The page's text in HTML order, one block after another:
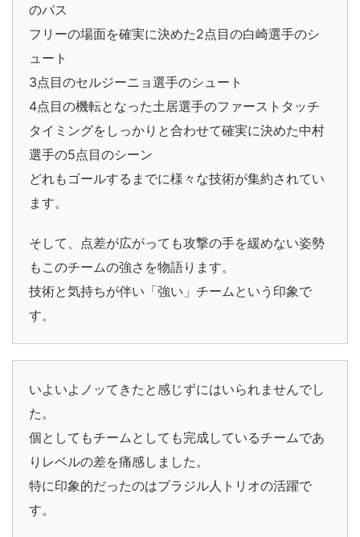
のパス
フリーの場面を確実に決めた2点目の白崎選手のシ
ュート
3点目のセルジーニョ選手のシュート
4点目の機転となった土居選手のファーストタッチ
タイミングをしっかりと合わせて確実に決めた中村
選手の5点目のシーン
どれもゴールするまでに様々な技術が集約されてい
ます。
そして、点差が広がっても攻撃の手を緩めない姿勢
もこのチームの強さを物語ります。
技術と気持ちが伴い「強い」チームという印象で
す。
いよいよノッてきたと感じずにはいられませんでし
た。
個としてもチームとしても完成しているチームであ
りレベルの差を痛感しました。
特に印象的だったのはブラジル人トリオの活躍で
す。